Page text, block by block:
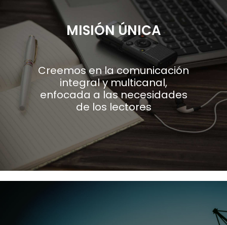
MISIÓN ÚNICA
Creemos en la comunicación
integral y multicanal,
enfocada a las necesidades
de los lectores